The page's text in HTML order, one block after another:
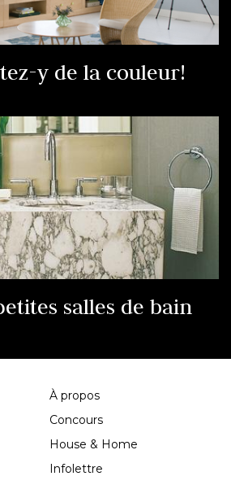
y de la couleur!
salles de bain
À propos
Concours
House & Home
Infolettre